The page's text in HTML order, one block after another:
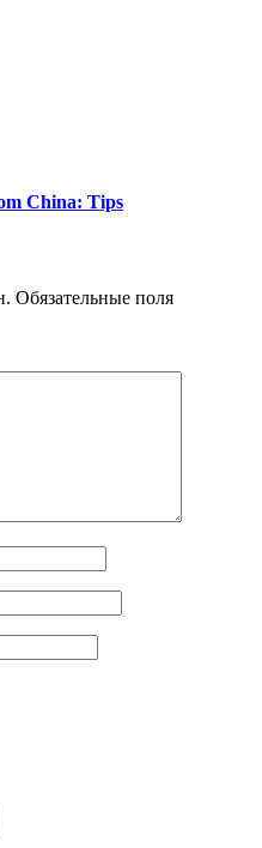
China: Tips
Обязательные поля